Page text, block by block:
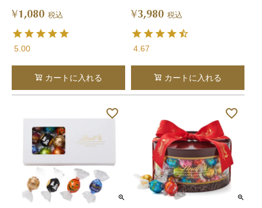
¥1,080 税込
5.00
カートに入れる
¥3,980 税込
4.67
カートに入れる